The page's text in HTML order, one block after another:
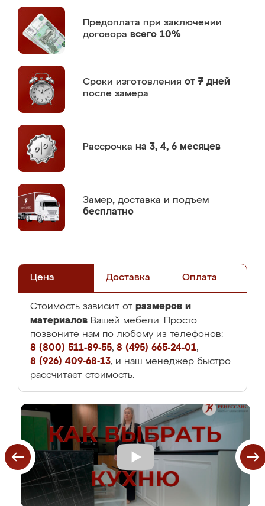
Предоплата при заключении
договора всего 10%
Сроки изготовления от 7 дней
после замера
Рассрочка на 3, 4, 6 месяцев
Замер, доставка и подъем
бесплатно
Цена Доставка Оплата
Стоимость зависит от размеров и
материалов Вашей мебели. Просто
позвоните нам по любому из телефонов:
8 (800) 511-89-55, 8 (495) 665-24-01,
8 (926) 409-68-13, и наш менеджер быстро
рассчитает стоимость.